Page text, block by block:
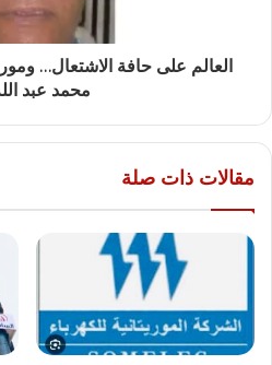
العالم على حافة الاشتعال…
محمد عبد
مقالات ذات صلة